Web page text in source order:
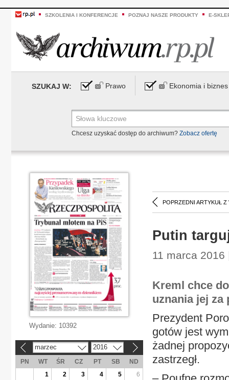
SZKOLENIA I KONFERENCJE POZNAJ NASZE PRODUKTY E-
SZUKAJ W: Prawo Ekonomia i biznes
Chcesz uzyskać dostęp do archiwum? Zobacz ofertę
POPRZEDNI ARTYKUŁ Z
Putin
11 marca
Kreml chce
uznania jej za
Prezydent
gotów jest
żadnej
zastrzegł.
Wydanie: 10392
marzec 2016
PN WT ŚR CZ PT SB
ND
1
2 3 4 5
6